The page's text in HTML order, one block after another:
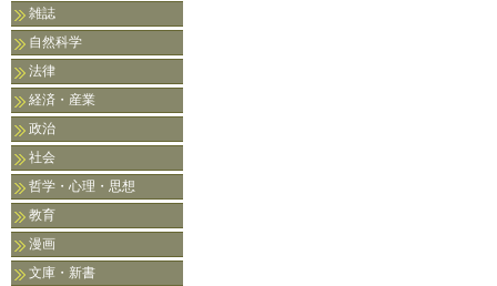
雑誌
自然科学
法律
経済・産業
政治
社会
哲学・心理・思想
教育
漫画
文庫・新書